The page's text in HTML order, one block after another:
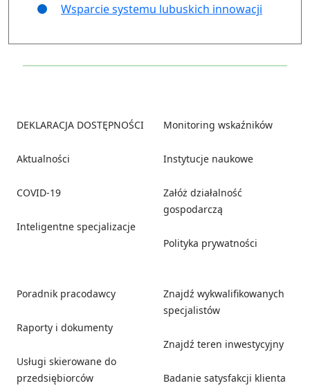
Wsparcie systemu lubuskich innowacji
DEKLARACJA DOSTĘPNOŚCI
Aktualności
COVID-19
Inteligentne specjalizacje
Monitoring wskaźników
Instytucje naukowe
Załóż działalność
gospodarczą
Polityka prywatności
Poradnik pracodawcy
Raporty i dokumenty
Usługi skierowane do
przedsiębiorców
Znajdź wykwalifikowanych
specjalistów
Znajdź teren inwestycyjny
Badanie satysfakcji klienta